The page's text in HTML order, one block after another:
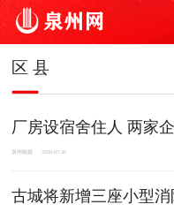
区 县
厂房设宿舍住人 两家
泉州晚报 2026-07-30
古城将新增三座小型消